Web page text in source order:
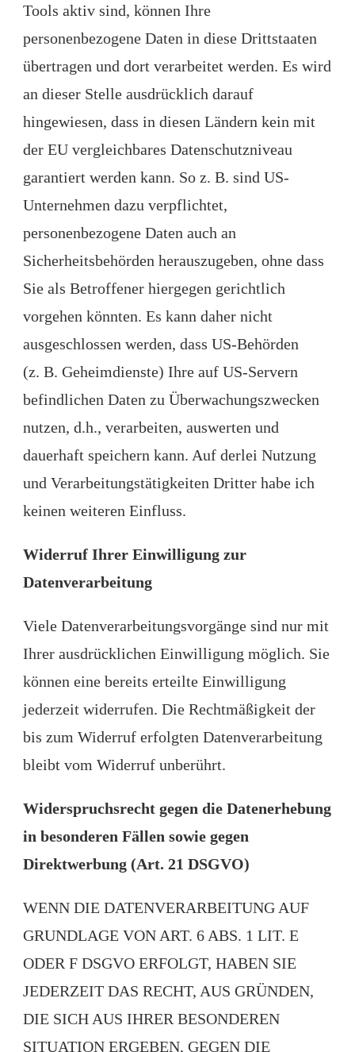
Tools aktiv sind, können Ihre
personenbezogene Daten in diese Drittstaaten
übertragen und dort verarbeitet werden. Es wird
an dieser Stelle ausdrücklich darauf
hingewiesen, dass in diesen Ländern kein mit
der EU vergleichbares Datenschutzniveau
garantiert werden kann. So z. B. sind US-
Unternehmen dazu verpflichtet,
personenbezogene Daten auch an
Sicherheitsbehörden herauszugeben, ohne dass
Sie als Betroffener hiergegen gerichtlich
vorgehen könnten. Es kann daher nicht
ausgeschlossen werden, dass US-Behörden
(z. B. Geheimdienste) Ihre auf US-Servern
befindlichen Daten zu Überwachungszwecken
nutzen, d.h., verarbeiten, auswerten und
dauerhaft speichern kann. Auf derlei Nutzung
und Verarbeitungstätigkeiten Dritter habe ich
keinen weiteren Einfluss.
Widerruf Ihrer Einwilligung zur
Datenverarbeitung
Viele Datenverarbeitungsvorgänge sind nur mit
Ihrer ausdrücklichen Einwilligung möglich. Sie
können eine bereits erteilte Einwilligung
jederzeit widerrufen. Die Rechtmäßigkeit der
bis zum Widerruf erfolgten Datenverarbeitung
bleibt vom Widerruf unberührt.
Widerspruchsrecht gegen die Datenerhebung
in besonderen Fällen sowie gegen
Direktwerbung (Art. 21 DSGVO)
WENN DIE DATENVERARBEITUNG AUF
GRUNDLAGE VON ART. 6 ABS. 1 LIT. E
ODER F DSGVO ERFOLGT, HABEN SIE
JEDERZEIT DAS RECHT, AUS GRÜNDEN,
DIE SICH AUS IHRER BESONDEREN
SITUATION ERGEBEN, GEGEN DIE